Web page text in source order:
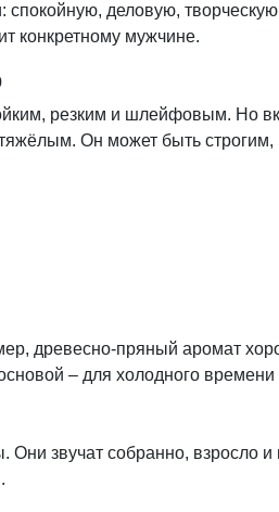
деловую,
конкретному мужчине.
резким и шлейфовым. Но
Он может быть
древесно-пряный аромат
– для холодного времени
звучат собранно, взросло и